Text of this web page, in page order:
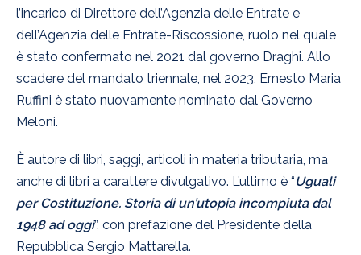
l’incarico di Direttore dell’Agenzia delle Entrate e
dell’Agenzia delle Entrate-Riscossione, ruolo nel quale
è stato confermato nel 2021 dal governo Draghi. Allo
scadere del mandato triennale, nel 2023, Ernesto Maria
Ruffini è stato nuovamente nominato dal Governo
Meloni.
È autore di libri, saggi, articoli in materia tributaria, ma
anche di libri a carattere divulgativo. L’ultimo è “Uguali
per Costituzione. Storia di un’utopia incompiuta dal
1948 ad oggi”, con prefazione del Presidente della
Repubblica Sergio Mattarella.